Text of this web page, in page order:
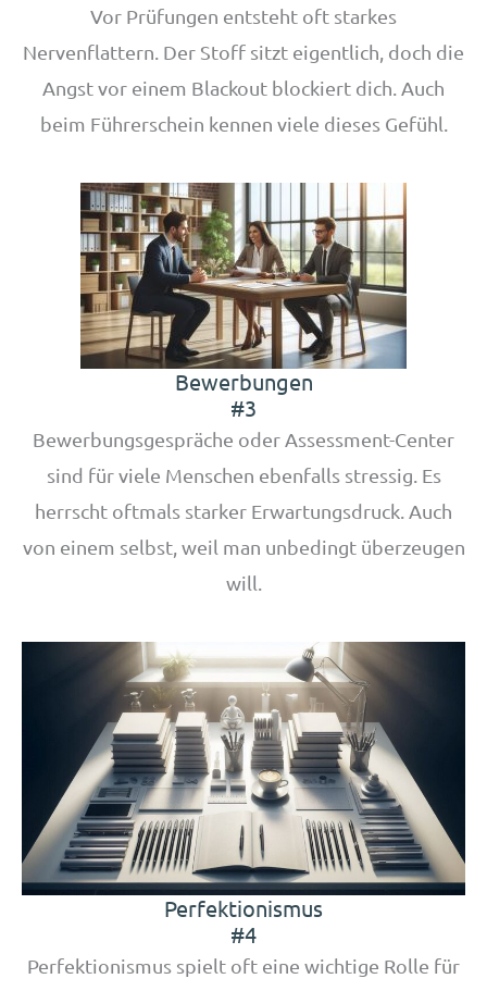
Vor Prüfungen entsteht oft starkes
Nervenflattern. Der Stoff sitzt eigentlich, doch die
Angst vor einem Blackout blockiert dich. Auch
beim Führerschein kennen viele dieses Gefühl.
Bewerbungen
#3
Bewerbungsgespräche oder Assessment-Center
sind für viele Menschen ebenfalls stressig. Es
herrscht oftmals starker Erwartungsdruck. Auch
von einem selbst, weil man unbedingt überzeugen
will.
Perfektionismus
#4
Perfektionismus spielt oft eine wichtige Rolle für